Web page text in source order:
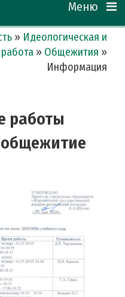
Меню
» Идеологическая и
» Общежития »
Информация
работы